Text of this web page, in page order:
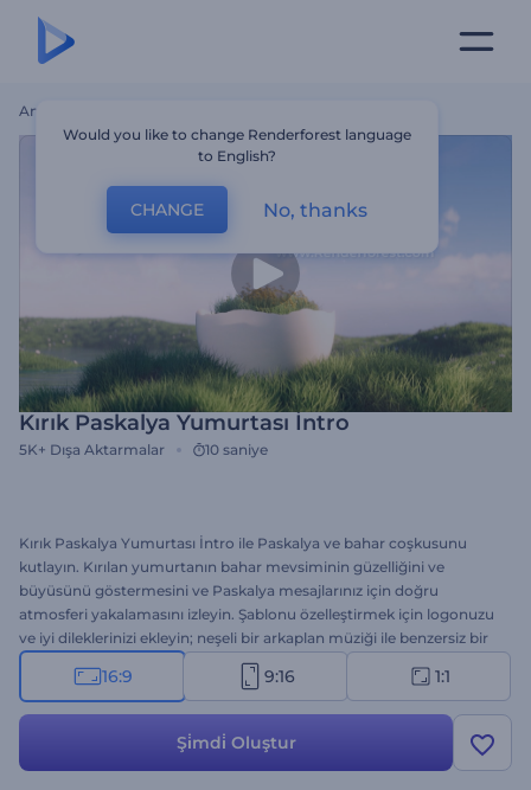
Ana Sayfa
Kırık Paskalya Yumurtası İntro
5K+ Dışa Aktarmalar 10 saniye
Kırık Paskalya Yumurtası İntro ile Paskalya ve bahar coşkusunu
kutlayın. Kırılan yumurtanın bahar mevsiminin güzelliğini ve
büyüsünü göstermesini ve Paskalya mesajlarınız için doğru
atmosferi yakalamasını izleyin. Şablonu özelleştirmek için logonuzu
ve iyi dileklerinizi ekleyin; neşeli bir arkaplan müziği ile benzersiz bir
Paskalya videosunu dakikalar içinde elde edin. Paskalya
mesajlarınızı sevdiklerinizle paylaşmak ya da sezon indirimlerini
şablonu kullanın. Hemen oluşturun ve Paskalya ışığı her yerde
16:9 9:16 1:1
Şi̇mdi̇ Oluştur
Would you like to change Renderforest language
to English?
CHANGE No, thanks